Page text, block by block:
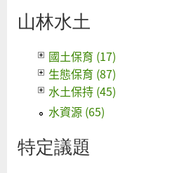
山林水土
國土保育 (17)
生態保育 (87)
水土保持 (45)
水資源 (65)
特定議題